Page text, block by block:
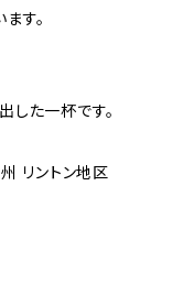
す。
した一杯です。
リントン地区